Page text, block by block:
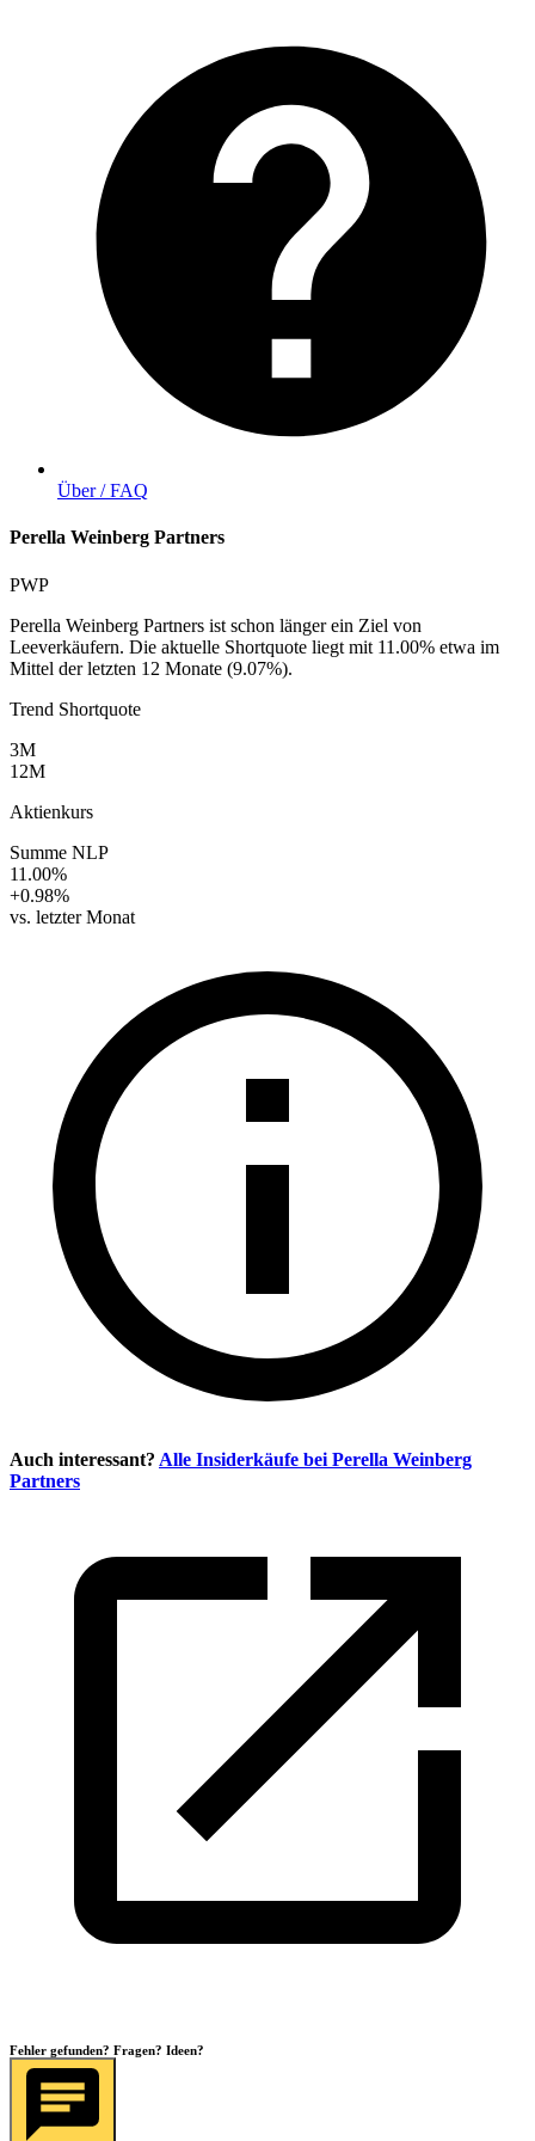
Über / FAQ
Perella Weinberg Partners
PWP
Perella Weinberg Partners ist schon länger ein Ziel von
Leeverkäufern. Die aktuelle Shortquote liegt mit 11.00% etwa im
Mittel der letzten 12 Monate (9.07%).
Trend Shortquote
3M
12M
Aktienkurs
Summe NLP
11.00%
+0.98%
vs. letzter Monat
Auch interessant? Alle Insiderkäufe bei Perella Weinberg
Partners
Fehler gefunden? Fragen? Ideen?